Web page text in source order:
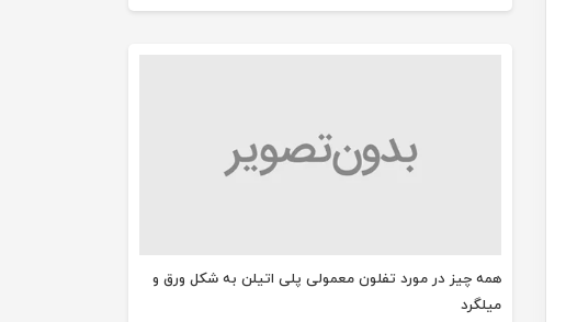
همه چیز در مورد تفلون معمولی پلی اتیلن به شکل ورق و
میلگرد